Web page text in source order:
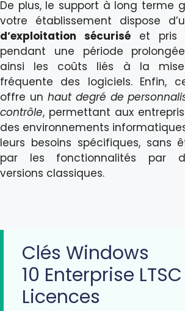
De plus, le support à long terme
votre établissement dispose
d’exploitation sécurisé et pris
pendant une période
ainsi les coûts liés à la
fréquente des logiciels. Enfin,
offre un haut degré de
contrôle, permettant aux
des environnements
leurs besoins spécifiques, sans
par les fonctionnalités par
versions classiques.
Clés Windows
10 Enterprise
Licences